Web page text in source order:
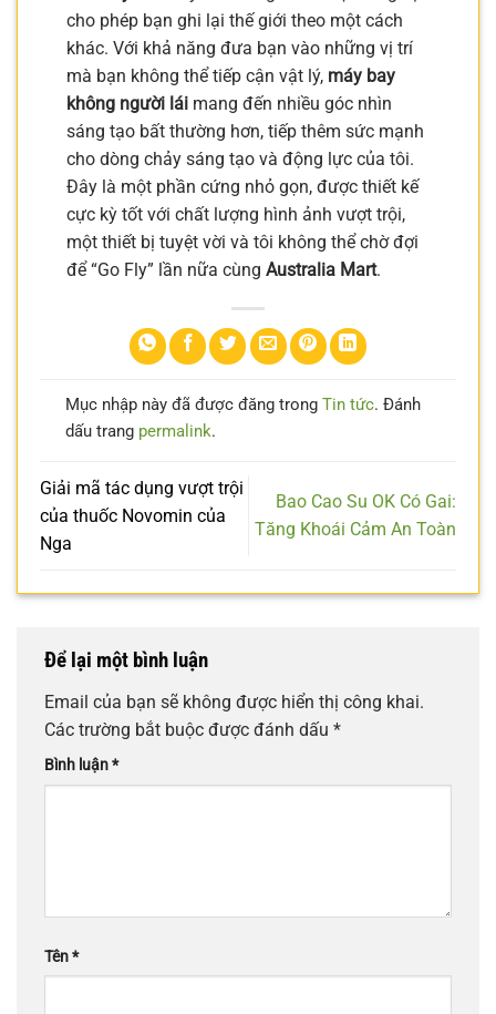
cho phép bạn ghi lại thế giới theo một cách
khác. Với khả năng đưa bạn vào những vị trí
mà bạn không thể tiếp cận vật lý, máy bay
không người lái mang đến nhiều góc nhìn
sáng tạo bất thường hơn, tiếp thêm sức mạnh
cho dòng chảy sáng tạo và động lực của tôi.
Đây là một phần cứng nhỏ gọn, được thiết kế
cực kỳ tốt với chất lượng hình ảnh vượt trội,
một thiết bị tuyệt vời và tôi không thể chờ đợi
để “Go Fly” lần nữa cùng Australia Mart.
Mục nhập này đã được đăng trong Tin tức. Đánh
dấu trang permalink.
Giải mã tác dụng vượt trội
của thuốc Novomin của
Nga
Bao Cao Su OK Có Gai:
Tăng Khoái Cảm An Toàn
Để lại một bình luận
Email của bạn sẽ không được hiển thị công khai.
Các trường bắt buộc được đánh dấu *
Bình luận*
Tên*